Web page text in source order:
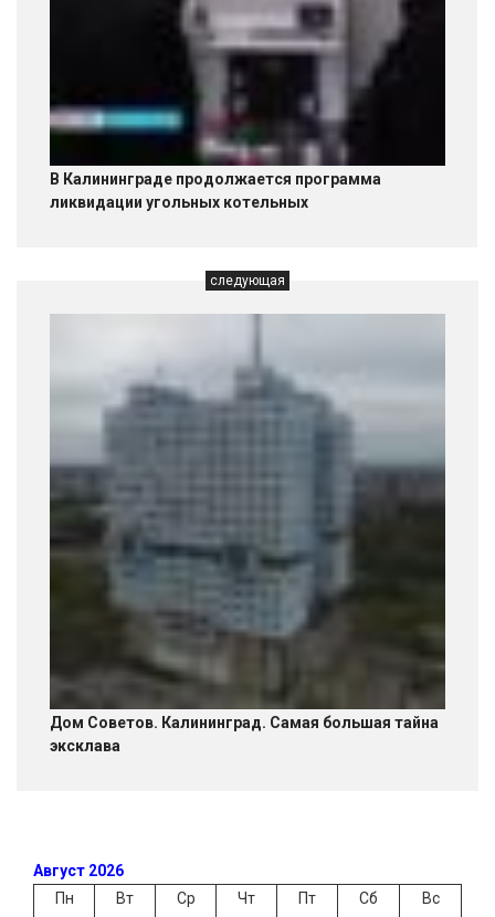
В Калининграде продолжается программа
ликвидации угольных котельных
следующая
Дом Советов. Калининград. Самая большая тайна
эксклава
Август 2026
Пн
Вт Ср Чт Пт Сб Вс